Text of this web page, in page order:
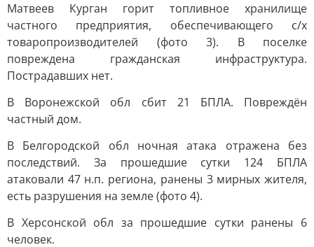
Матвеев Курган горит топливное хранилище
частного предприятия, обеспечивающего с/х
товаропроизводителей (фото 3). В поселке
повреждена гражданская инфраструктура.
Пострадавших нет.
В Воронежской обл сбит 21 БПЛА. Повреждён
частный дом.
В Белгородской обл ночная атака отражена без
последствий. За прошедшие сутки 124 БПЛА
атаковали 47 н.п. региона, ранены 3 мирных жителя,
есть разрушения на земле (фото 4).
В Херсонской обл за прошедшие сутки ранены 6
человек.